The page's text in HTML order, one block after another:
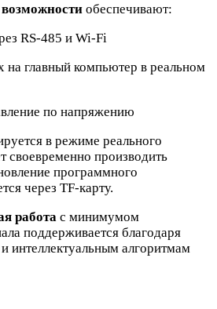
обеспечивают:
RS-485 и Wi-Fi
на главный компьютер в реальном
по напряжению
в режиме реального
своевременно производить
программного
через TF-карту.
работа с минимумом
поддерживается благодаря
интеллектуальным алгоритмам